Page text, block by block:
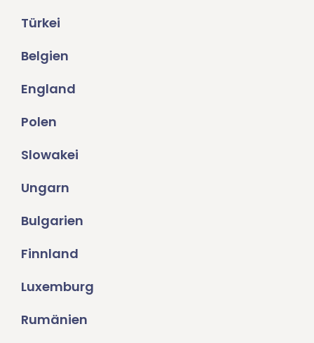
Türkei
Belgien
England
Polen
Slowakei
Ungarn
Bulgarien
Finnland
Luxemburg
Rumänien